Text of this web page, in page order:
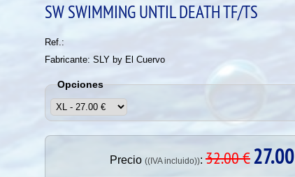
SW SWIMMING UNTIL DEATH TF/TS
Ref.:
Fabricante: SLY by El Cuervo
Opciones
Precio ((IVA incluido)): 32.00 €27.00